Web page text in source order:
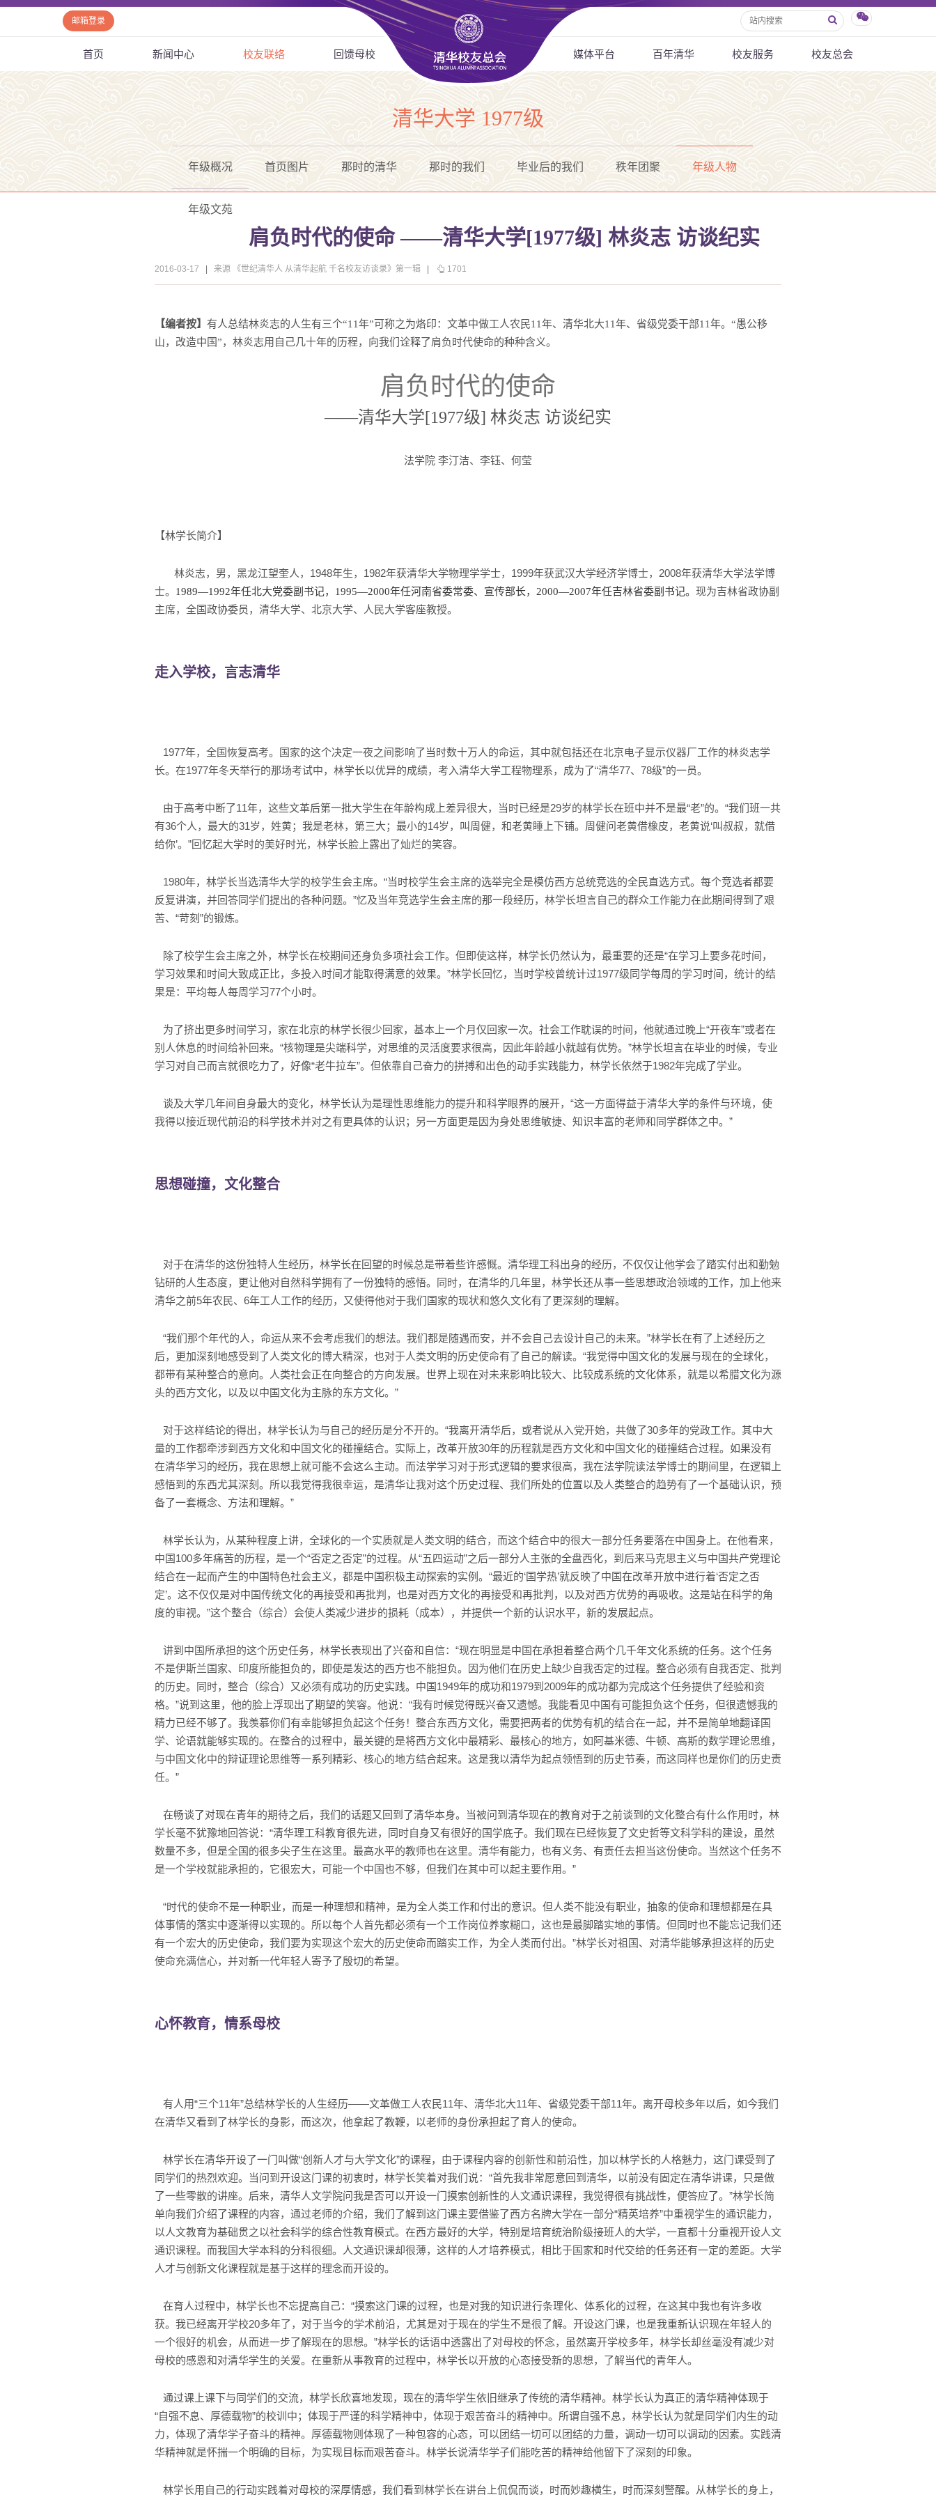
邮箱登录
首页 新闻中心 校友联络 回馈母校 媒体平台 百年清华 校友服务 校友总会
清华大学 1977级
年级概况 首页图片 那时的清华 那时的我们 毕业后的我们 秩年团聚 年级人物
年级文苑
肩负时代的使命 ——清华大学[1977级] 林炎志 访谈纪实
2016-03-17 来源 《世纪清华人 从清华起航 千名校友访谈录》第一辑 1701
【编者按】 有人总结林炎志的人生有三个“11年”可称之为烙印：文革中做工人农民11年、清华北大11年、省级党委干部11年。“愚公移
山，改造中国”，林炎志用自己几十年的历程，向我们诠释了肩负时代使命的种种含义。
肩负时代的使命
——清华大学[1977级] 林炎志 访谈纪实
法学院 李汀洁、李钰、何莹
【林学长简介】
林炎志，男，黑龙江望奎人， 1948年生， 1982年获清华大学物理学学士， 1999年获武汉大学经济学博士， 2008年获清华大学法学博
士。 1989—1992年任北大党委副书记，1995—2000年任河南省委常委、宣传部长，2000—2007年任吉林省委副书记。 现为吉林省政协副
主席，全国政协委员，清华大学、北京大学、人民大学客座教授。
走入学校，言志清华
1977年，全国恢复高考。国家的这个决定一夜之间影响了当时数十万人的命运，其中就包括还在北京电子显示仪器厂工作的林炎志学
长。在1977年冬天举行的那场考试中，林学长以优异的成绩，考入清华大学工程物理系，成为了“清华77、78级”的一员。
由于高考中断了11年，这些文革后第一批大学生在年龄构成上差异很大，当时已经是29岁的林学长在班中并不是最“老”的。“我们班一共
有36个人，最大的31岁，姓黄；我是老林，第三大；最小的14岁，叫周健，和老黄睡上下铺。周健问老黄借橡皮，老黄说‘叫叔叔，就借
给你’。”回忆起大学时的美好时光，林学长脸上露出了灿烂的笑容。
1980年，林学长当选清华大学的校学生会主席。“当时校学生会主席的选举完全是模仿西方总统竞选的全民直选方式。每个竞选者都要
反复讲演，并回答同学们提出的各种问题。”忆及当年竞选学生会主席的那一段经历，林学长坦言自己的群众工作能力在此期间得到了艰
苦、“苛刻”的锻炼。
除了校学生会主席之外，林学长在校期间还身负多项社会工作。但即使这样，林学长仍然认为，最重要的还是“在学习上要多花时间，
学习效果和时间大致成正比，多投入时间才能取得满意的效果。”林学长回忆，当时学校曾统计过1977级同学每周的学习时间，统计的结
果是：平均每人每周学习77个小时。
为了挤出更多时间学习，家在北京的林学长很少回家，基本上一个月仅回家一次。社会工作耽误的时间，他就通过晚上“开夜车”或者在
别人休息的时间给补回来。“核物理是尖端科学，对思维的灵活度要求很高，因此年龄越小就越有优势。”林学长坦言在毕业的时候，专业
学习对自己而言就很吃力了，好像“老牛拉车”。但依靠自己奋力的拼搏和出色的动手实践能力，林学长依然于1982年完成了学业。
谈及大学几年间自身最大的变化，林学长认为是理性思维能力的提升和科学眼界的展开，“这一方面得益于清华大学的条件与环境，使
我得以接近现代前沿的科学技术并对之有更具体的认识；另一方面更是因为身处思维敏捷、知识丰富的老师和同学群体之中。”
思想碰撞，文化整合
对于在清华的这份独特人生经历，林学长在回望的时候总是带着些许感慨。清华理工科出身的经历，不仅仅让他学会了踏实付出和勤勉
钻研的人生态度，更让他对自然科学拥有了一份独特的感悟。同时，在清华的几年里，林学长还从事一些思想政治领域的工作，加上他来
清华之前5年农民、6年工人工作的经历，又使得他对于我们国家的现状和悠久文化有了更深刻的理解。
“我们那个年代的人，命运从来不会考虑我们的想法。我们都是随遇而安，并不会自己去设计自己的未来。”林学长在有了上述经历之
后，更加深刻地感受到了人类文化的博大精深，也对于人类文明的历史使命有了自己的解读。“我觉得中国文化的发展与现在的全球化，
都带有某种整合的意向。人类社会正在向整合的方向发展。世界上现在对未来影响比较大、比较成系统的文化体系，就是以希腊文化为源
头的西方文化，以及以中国文化为主脉的东方文化。”
对于这样结论的得出，林学长认为与自己的经历是分不开的。“我离开清华后，或者说从入党开始，共做了30多年的党政工作。其中大
量的工作都牵涉到西方文化和中国文化的碰撞结合。实际上，改革开放30年的历程就是西方文化和中国文化的碰撞结合过程。如果没有
在清华学习的经历，我在思想上就可能不会这么主动。而法学学习对于形式逻辑的要求很高，我在法学院读法学博士的期间里，在逻辑上
感悟到的东西尤其深刻。所以我觉得我很幸运，是清华让我对这个历史过程、我们所处的位置以及人类整合的趋势有了一个基础认识，预
备了一套概念、方法和理解。”
林学长认为，从某种程度上讲，全球化的一个实质就是人类文明的结合，而这个结合中的很大一部分任务要落在中国身上。在他看来，
中国100多年痛苦的历程，是一个“否定之否定”的过程。从“五四运动”之后一部分人主张的全盘西化，到后来马克思主义与中国共产党理论
结合在一起而产生的中国特色社会主义，都是中国积极主动探索的实例。“最近的‘国学热’就反映了中国在改革开放中进行着‘否定之否
定’。这不仅仅是对中国传统文化的再接受和再批判，也是对西方文化的再接受和再批判，以及对西方优势的再吸收。这是站在科学的角
度的审视。”这个整合（综合）会使人类减少进步的损耗（成本），并提供一个新的认识水平，新的发展起点。
讲到中国所承担的这个历史任务，林学长表现出了兴奋和自信：“现在明显是中国在承担着整合两个几千年文化系统的任务。这个任务
不是伊斯兰国家、印度所能担负的，即使是发达的西方也不能担负。因为他们在历史上缺少自我否定的过程。整合必须有自我否定、批判
的历史。同时，整合（综合）又必须有成功的历史实践。中国1949年的成功和1979到2009年的成功都为完成这个任务提供了经验和资
格。”说到这里，他的脸上浮现出了期望的笑容。他说：“我有时候觉得既兴奋又遗憾。我能看见中国有可能担负这个任务，但很遗憾我的
精力已经不够了。我羡慕你们有幸能够担负起这个任务！整合东西方文化，需要把两者的优势有机的结合在一起，并不是简单地翻译国
学、论语就能够实现的。在整合的过程中，最关键的是将西方文化中最精彩、最核心的地方，如阿基米德、牛顿、高斯的数学理论思维，
与中国文化中的辩证理论思维等一系列精彩、核心的地方结合起来。这是我以清华为起点领悟到的历史节奏，而这同样也是你们的历史责
任。”
在畅谈了对现在青年的期待之后，我们的话题又回到了清华本身。当被问到清华现在的教育对于之前谈到的文化整合有什么作用时，林
学长毫不犹豫地回答说：“清华理工科教育很先进，同时自身又有很好的国学底子。我们现在已经恢复了文史哲等文科学科的建设，虽然
数量不多，但是全国的很多尖子生在这里。最高水平的教师也在这里。清华有能力，也有义务、有责任去担当这份使命。当然这个任务不
是一个学校就能承担的，它很宏大，可能一个中国也不够，但我们在其中可以起主要作用。”
“时代的使命不是一种职业，而是一种理想和精神，是为全人类工作和付出的意识。但人类不能没有职业，抽象的使命和理想都是在具
体事情的落实中逐渐得以实现的。所以每个人首先都必须有一个工作岗位养家糊口，这也是最脚踏实地的事情。但同时也不能忘记我们还
有一个宏大的历史使命，我们要为实现这个宏大的历史使命而踏实工作，为全人类而付出。”林学长对祖国、对清华能够承担这样的历史
使命充满信心，并对新一代年轻人寄予了殷切的希望。
心怀教育，情系母校
有人用“三个11年”总结林学长的人生经历——文革做工人农民11年、清华北大11年、省级党委干部11年。离开母校多年以后，如今我们
在清华又看到了林学长的身影，而这次，他拿起了教鞭，以老师的身份承担起了育人的使命。
林学长在清华开设了一门叫做“创新人才与大学文化”的课程，由于课程内容的创新性和前沿性，加以林学长的人格魅力，这门课受到了
同学们的热烈欢迎。当问到开设这门课的初衷时，林学长笑着对我们说：“首先我非常愿意回到清华，以前没有固定在清华讲课，只是做
了一些零散的讲座。后来，清华人文学院问我是否可以开设一门摸索创新性的人文通识课程，我觉得很有挑战性，便答应了。”林学长简
单向我们介绍了课程的内容，通过老师的介绍，我们了解到这门课主要借鉴了西方名牌大学在一部分“精英培养”中重视学生的通识能力，
以人文教育为基础贯之以社会科学的综合性教育模式。在西方最好的大学，特别是培育统治阶级接班人的大学，一直都十分重视开设人文
通识课程。而我国大学本科的分科很细。人文通识课却很薄，这样的人才培养模式，相比于国家和时代交给的任务还有一定的差距。大学
人才与创新文化课程就是基于这样的理念而开设的。
在育人过程中，林学长也不忘提高自己：“摸索这门课的过程，也是对我的知识进行条理化、体系化的过程，在这其中我也有许多收
获。我已经离开学校20多年了，对于当今的学术前沿，尤其是对于现在的学生不是很了解。开设这门课，也是我重新认识现在年轻人的
一个很好的机会，从而进一步了解现在的思想。”林学长的话语中透露出了对母校的怀念，虽然离开学校多年，林学长却丝毫没有减少对
母校的感恩和对清华学生的关爱。在重新从事教育的过程中，林学长以开放的心态接受新的思想，了解当代的青年人。
通过课上课下与同学们的交流，林学长欣喜地发现，现在的清华学生依旧继承了传统的清华精神。林学长认为真正的清华精神体现于
“自强不息、厚德载物”的校训中；体现于严谨的科学精神中，体现于艰苦奋斗的精神中。所谓自强不息，林学长认为就是同学们内生的动
力，体现了清华学子奋斗的精神。厚德载物则体现了一种包容的心态，可以团结一切可以团结的力量，调动一切可以调动的因素。实践清
华精神就是怀揣一个明确的目标，为实现目标而艰苦奋斗。林学长说清华学子们能吃苦的精神给他留下了深刻的印象。
林学长用自己的行动实践着对母校的深厚情感，我们看到林学长在讲台上侃侃而谈，时而妙趣横生，时而深刻警醒。从林学长的身上，